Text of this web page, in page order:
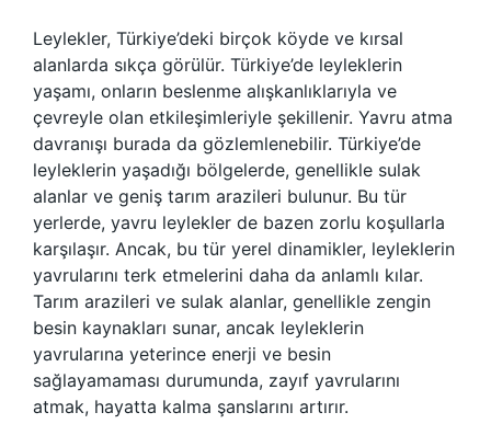
Leylekler, Türkiye’deki birçok köyde ve kırsal
alanlarda sıkça görülür. Türkiye’de leyleklerin
yaşamı, onların beslenme alışkanlıklarıyla ve
çevreyle olan etkileşimleriyle şekillenir. Yavru atma
davranışı burada da gözlemlenebilir. Türkiye’de
leyleklerin yaşadığı bölgelerde, genellikle sulak
alanlar ve geniş tarım arazileri bulunur. Bu tür
yerlerde, yavru leylekler de bazen zorlu koşullarla
karşılaşır. Ancak, bu tür yerel dinamikler, leyleklerin
yavrularını terk etmelerini daha da anlamlı kılar.
Tarım arazileri ve sulak alanlar, genellikle zengin
besin kaynakları sunar, ancak leyleklerin
yavrularına yeterince enerji ve besin
sağlayamaması durumunda, zayıf yavrularını
atmak, hayatta kalma şanslarını artırır.